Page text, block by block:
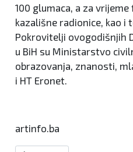
100 glumaca, a za
kazališne radionice, kao
Pokrovitelji ovogodišnjih
u BiH su Ministarstvo
obrazovanja, znanosti,
i HT Eronet.
artinfo.ba